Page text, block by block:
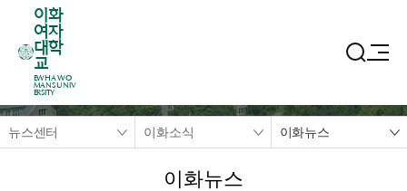
이화
여자
대학
교
EWHA WO
MANS UNIV
ERSITY
뉴스센터 이화소식 이화뉴스
이화뉴스